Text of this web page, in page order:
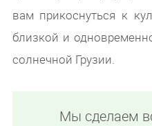
вам прикоснуться к
близкой и
солнечной Грузии.
Мы сделаем